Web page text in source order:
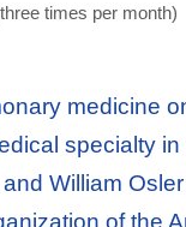
times per month)
medicine
specialty in
William
of the